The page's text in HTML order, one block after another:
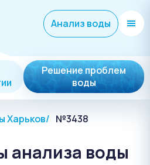
Анализ воды
Решение проблем
воды
Харьков №3438
анализа воды